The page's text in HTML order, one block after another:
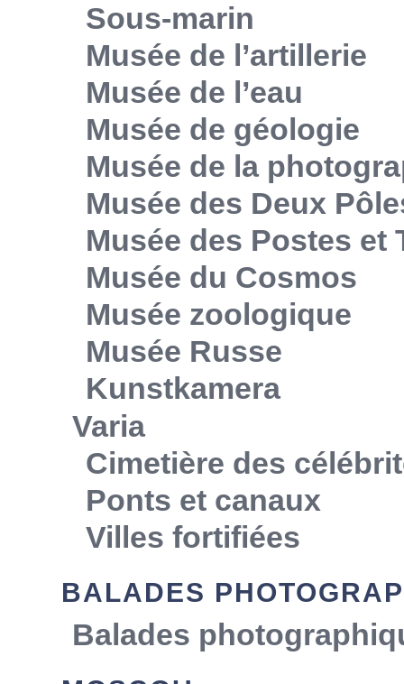
Sous-marin
Musée de l’artillerie
Musée de l’eau
Musée de géologie
Musée de la
Musée des Deux
Musée des Postes
Musée du Cosmos
Musée zoologique
Musée Russe
Kunstkamera
Varia
Cimetière des
Ponts et canaux
Villes fortifiées
BALADES
Balades